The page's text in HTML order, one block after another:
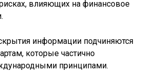
влияющих на финансовое
информации подчиняются
которые частично
принципами.